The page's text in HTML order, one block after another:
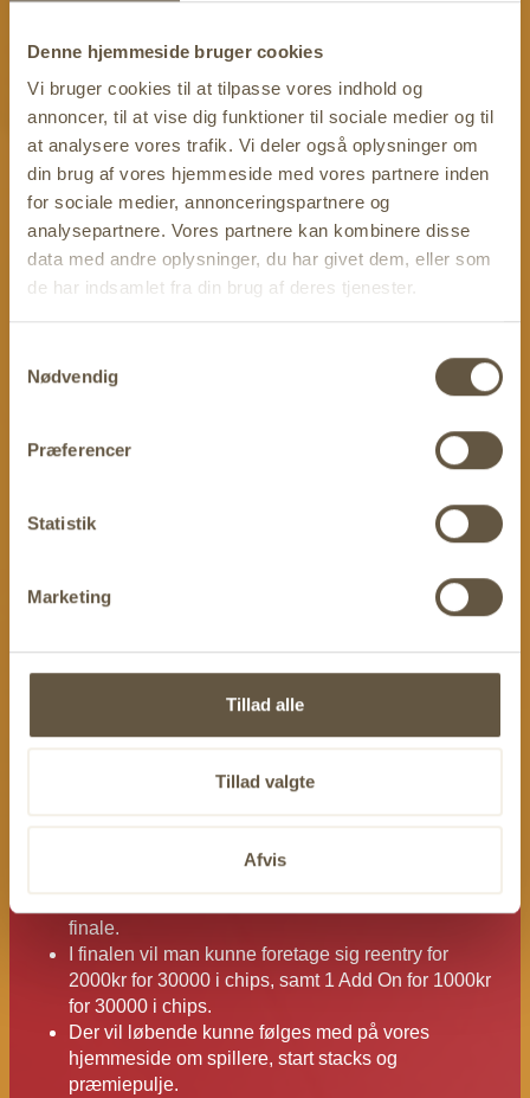
Denne hjemmeside bruger cookies
Vi bruger cookies til at tilpasse vores indhold og
annoncer, til at vise dig funktioner til sociale medier og til
at analysere vores trafik. Vi deler også oplysninger om
din brug af vores hjemmeside med vores partnere inden
for sociale medier, annonceringspartnere og
analysepartnere. Vores partnere kan kombinere disse
data med andre oplysninger, du har givet dem, eller som
de har indsamlet fra din brug af deres tjenester.
Nødvendig
Præferencer
Statistik
Marketing
Tillad alle
Tillad valgte
Afvis
Sommeren er her igen, så det betyder, at ”July High” igen
er tilbage til vores Juli-turneringer; startende torsdag den
2/7 og i alle ugeturneringer til og med tIrsdag den 28/7,
hvor spillerne med de 2 højeste hænder hver aften, vil gå
direkte i ”July High”” finalen søndag den 02/08 kl
Der vil ligeledes være en ”July High” Kval turnering,
torsdag den 30/7, hvor man kan kvalle sig til de
overskydende pladser.
Reglerne er som flg.:
Der vil i alle turneringer blive videreført 2 x 2000kr til
finalen.
sig. (Er der flere spillere med samme hånd på en
given aften, vil spilleren der først har fået hånden
Ligeledes gælder 4 ens på bordet ikke, der skal som min
Startchips i finalen vil blive bestemt ud fra hvilken
Straight Flush, Start Stack 35000
Skulle samme spiller få ”High Hand” flere gange, vil
ens start stack blive forøget med de gld. satser.
Spillere der køber sig direkte ind, vil få 30000 i start
finale.
I finalen vil man kunne foretage sig reentry for
2000kr for 30000 i chips, samt 1 Add On for 1000kr
for 30000 i chips.
Der vil løbende kunne følges med på vores
hjemmeside om spillere, start stacks og
præmiepulje.